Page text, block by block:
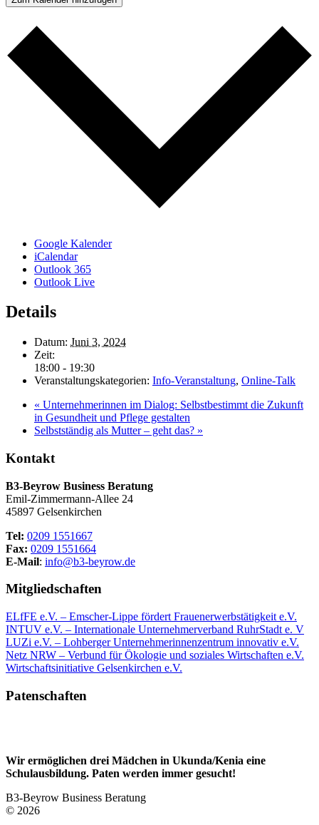
Google Kalender
iCalendar
Outlook 365
Outlook Live
Details
Datum: Juni 3, 2024
Zeit:
18:00 - 19:30
Veranstaltungskategorien: Info-Veranstaltung, Online-Talk
« Unternehmerinnen im Dialog: Selbstbestimmt die Zukunft
in Gesundheit und Pflege gestalten
Selbstständig als Mutter – geht das? »
Kontakt
B3-Beyrow Business Beratung
Emil-Zimmermann-Allee 24
45897 Gelsenkirchen
Tel: 0209 1551667
Fax: 0209 1551664
E-Mail: info@b3-beyrow.de
Mitgliedschaften
ELfFE e.V. – Emscher-Lippe fördert Frauenerwerbstätigkeit e.V.
INTUV e.V. – Internationale Unternehmerverband RuhrStadt e. V
LUZi e.V. – Lohberger Unternehmerinnenzentrum innovativ e.V.
Netz NRW – Verbund für Ökologie und soziales Wirtschaften e.V.
Wirtschaftsinitiative Gelsenkirchen e.V.
Patenschaften
Wir ermöglichen drei Mädchen in Ukunda/Kenia eine
Schulausbildung. Paten werden immer gesucht!
B3-Beyrow Business Beratung
© 2026